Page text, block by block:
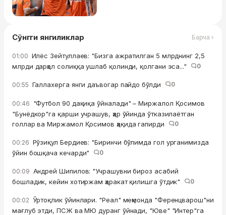
Сўнгги янгиликлар Барча ›
01:00 Илёс Зейтуллаев: "Бизга ажратилган 5 млрднинг 2,5
млрди дарҳол солиққа ушлаб қолинди, қолгани эса..."
0
00:55 Галлахерга янги даъвогар пайдо бўлди 0
00:46 "Футбол 90 дақиқа ўйналади" – Миржалол Қосимов
"Бунёдкор"га қарши учрашув, ҳар ўйинда ўтказилаётган
голлар ва Миржамол Қосимов ҳақида гапирди
0
00:26 Рўзиқул Бердиев: "Биринчи бўлимда гол урганимизда
ўйин бошқача кечарди"
0
00:09 Андрей Шипилов: "Учрашувни бироз асабий
бошладик, кейин хотиржам ҳаракат қилишга ўтдик"
0
00:02 Ўртоқлик ўйинлари. "Реал" меҳмонда "Ференцварош"ни
мағлуб этди, ПСЖ ва МЮ дуранг ўйнади, "Юве" "Интер"га